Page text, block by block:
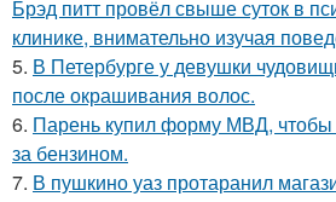
Брэд питт провёл свыше суток в
клинике, внимательно изучая
5. В Петербурге у девушки
после окрашивания волос.
6. Парень купил форму МВД, чтобы
за бензином.
7. В пушкино уаз протаранил